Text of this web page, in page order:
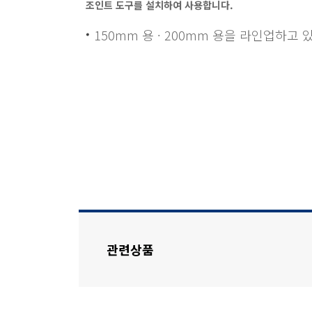
조인트 도구를 설치하여 사용합니다.
150mm 용 · 200mm 용을 라인업하고
관련상품